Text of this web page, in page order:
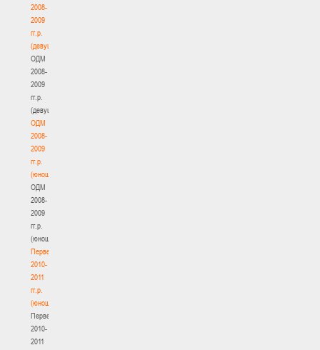
2008-
2009
гг.р.
(девушки)
ОДМ
2008-
2009
гг.р.
(девушки)
ОДМ
2008-
2009
гг.р.
(юноши)
ОДМ
2008-
2009
гг.р.
(юноши)
Первенство
2010-
2011
гг.р.
(юноши)
Первенство
2010-
2011